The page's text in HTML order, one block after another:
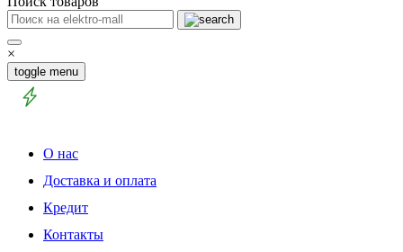
×
toggle menu
О нас
Доставка и оплата
Кредит
Контакты